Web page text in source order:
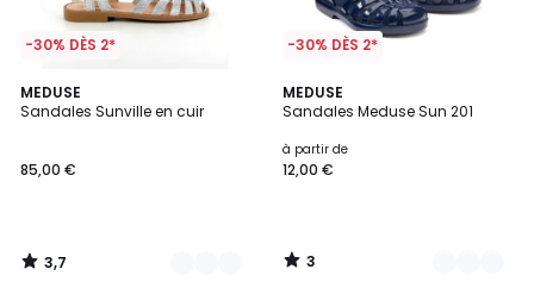
-30% DÈS 2*
MEDUSE
Sandales Sunville en cuir
€.
85,00 €
3,7
/ 5
5
Couleurs
3,7
/
-30% DÈS 2*
MEDUSE
Sandales Meduse Sun 201
à partir de
12,00 €
3
/
2
Couleurs
3
/